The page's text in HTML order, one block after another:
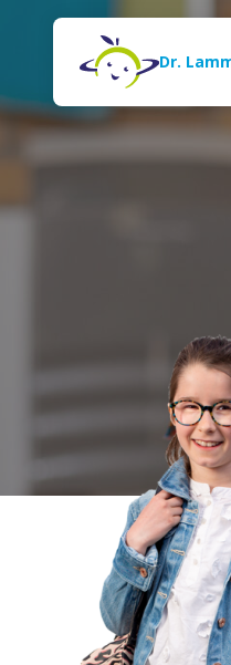
Naar de inhoud
Dr.